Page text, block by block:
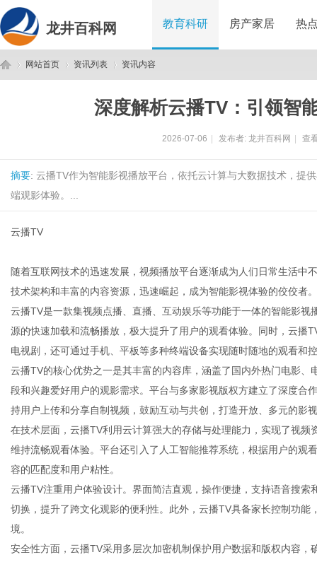
龙井百科网 教育科研 房产家居 热
网站首页 资讯列表 资讯内容
深度解析云播TV：引领智
2026-07-06 发布者: 龙井百科网 查
摘要: 云播TV作为智能影视播放平台，依托云计算与大数据技术，提
端观影体验。...
云播TV
随着互联网技术的迅速发展，视频播放平台逐渐成为人们日常生活中
技术架构和丰富的内容资源，迅速崛起，成为智能影视体验的佼佼者。
云播TV是一款集视频点播、直播、互动娱乐等功能于一体的智能影
源的快速加载和流畅播放，极大提升了用户的观看体验。同时，云播
电视剧，还可通过手机、平板等多种终端设备实现随时随地的观看和
云播TV的核心优势之一是其丰富的内容库，涵盖了国内外热门电影
段和兴趣爱好用户的观影需求。平台与多家影视版权方建立了深度合
持用户上传和分享自制视频，鼓励互动与共创，打造开放、多元的影
在技术层面，云播TV利用云计算强大的存储与处理能力，实现了视
维持流畅观看体验。平台还引入了人工智能推荐系统，根据用户的观
容的匹配度和用户粘性。
云播TV注重用户体验设计。界面简洁直观，操作便捷，支持语音搜
切换，提升了跨文化观影的便利性。此外，云播TV具备家长控制功
境。
安全性方面，云播TV采用多层次加密机制保护用户数据和版权内容